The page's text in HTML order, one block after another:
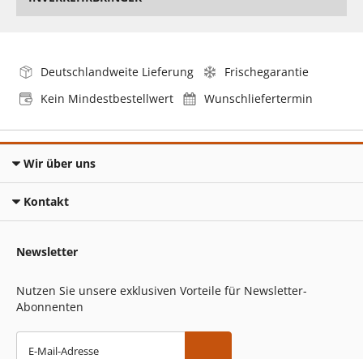
Deutschlandweite Lieferung
Frischegarantie
Kein Mindestbestellwert
Wunschliefertermin
Wir über uns
Kontakt
Newsletter
Nutzen Sie unsere exklusiven Vorteile für Newsletter-
Abonnenten
E-Mail-Adresse